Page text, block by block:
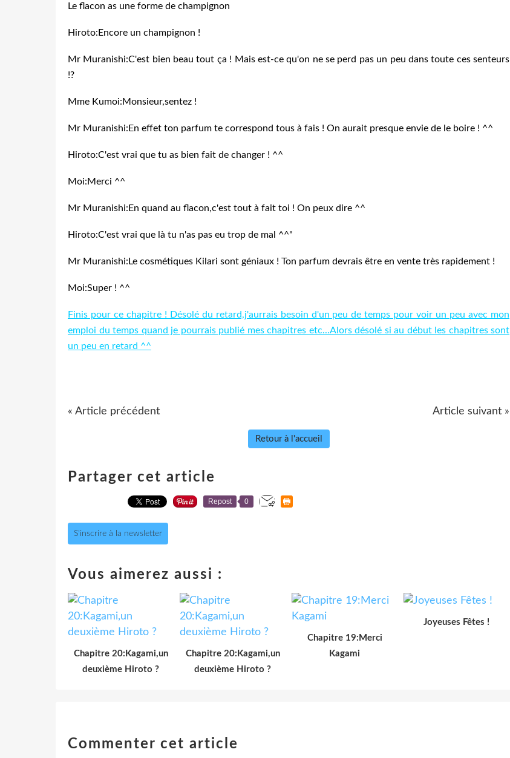
Le flacon as une forme de champignon
Hiroto:Encore un champignon !
Mr Muranishi:C'est bien beau tout ça ! Mais est-ce qu'on ne se perd pas un peu dans toute ces senteurs
!?
Mme Kumoi:Monsieur,sentez !
Mr Muranishi:En effet ton parfum te correspond tous à fais ! On aurait presque envie de le boire ! ^^
Hiroto:C'est vrai que tu as bien fait de changer ! ^^
Moi:Merci ^^
Mr Muranishi:En quand au flacon,c'est tout à fait toi ! On peux dire ^^
Hiroto:C'est vrai que là tu n'as pas eu trop de mal ^^"
Mr Muranishi:Le cosmétiques Kilari sont géniaux ! Ton parfum devrais être en vente très rapidement !
Moi:Super ! ^^
Finis pour ce chapitre ! Désolé du retard,j'aurrais besoin d'un peu de temps pour voir un peu avec mon
emploi du temps quand je pourrais publié mes chapitres etc...Alors désolé si au début les chapitres sont
un peu en retard ^^
« Article précédent Article suivant »
Retour à l'accueil
Partager cet article
Repost 0
S'inscrire à la newsletter
Vous aimerez aussi :
Chapitre 20:Kagami,un
deuxième Hiroto ?
Chapitre 20:Kagami,un
deuxième Hiroto ?
Chapitre 19:Merci
Kagami
Joyeuses Fêtes !
Commenter cet article